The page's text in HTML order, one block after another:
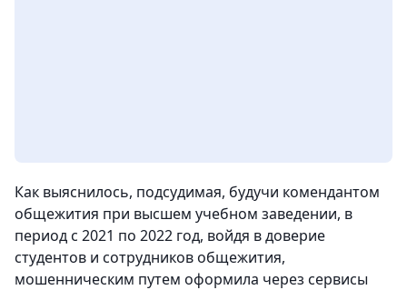
Как выяснилось, подсудимая, будучи комендантом
общежития при высшем учебном заведении, в
период с 2021 по 2022 год, войдя в доверие
студентов и сотрудников общежития,
мошенническим путем оформила через сервисы